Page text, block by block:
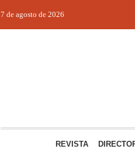
7 de agosto de 2026
REVISTA